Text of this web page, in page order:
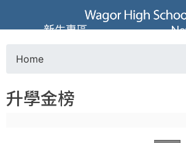
Jump to navigation
葳
格
高
o
Home
升學金榜
新生專區